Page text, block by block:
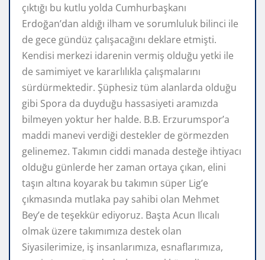
çıktığı bu kutlu yolda Cumhurbaşkanı
Erdoğan’dan aldığı ilham ve sorumluluk bilinci ile
de gece gündüz çalışacağını deklare etmişti.
Kendisi merkezi idarenin vermiş olduğu yetki ile
de samimiyet ve kararlılıkla çalışmalarını
sürdürmektedir. Şüphesiz tüm alanlarda olduğu
gibi Spora da duyduğu hassasiyeti aramızda
bilmeyen yoktur her halde. B.B. Erzurumspor’a
maddi manevi verdiği destekler de görmezden
gelinemez. Takımın ciddi manada desteğe ihtiyacı
olduğu günlerde her zaman ortaya çıkan, elini
taşın altına koyarak bu takımın süper Lig’e
çıkmasında mutlaka pay sahibi olan Mehmet
Bey’e de teşekkür ediyoruz. Başta Acun Ilıcalı
olmak üzere takımımıza destek olan
Siyasilerimize, iş insanlarımıza, esnaflarımıza,